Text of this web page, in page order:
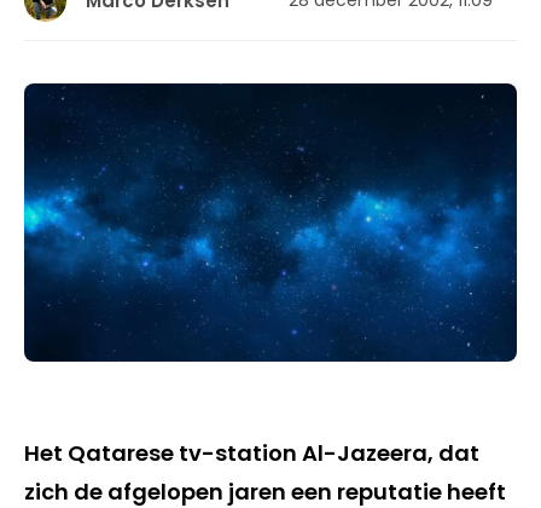
Het Qatarese tv-station Al-Jazeera, dat
zich de afgelopen jaren een reputatie heeft